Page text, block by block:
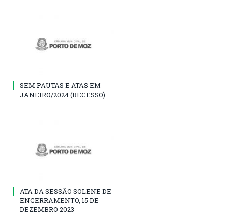
SEM PAUTAS E ATAS EM
JANEIRO/2024 (RECESSO)
ATA DA SESSÃO SOLENE DE
ENCERRAMENTO, 15 DE
DEZEMBRO 2023